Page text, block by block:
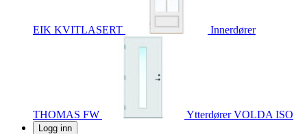
EIK KVITLASERT Innerdører
THOMAS FW YtterdørerVOLDA ISO
Logg inn